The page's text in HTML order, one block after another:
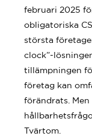
februari 2025
obligatoriska
största
clock”-
tillämpningen
företag kan
förändrats.
Tvärtom.